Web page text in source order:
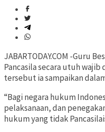
JABARTODAY.COM -Guru
Pancasila secara utuh
tersebut ia sampaikan
“Bagi negara hukum
pelaksanaan, dan
hukum yang tidak